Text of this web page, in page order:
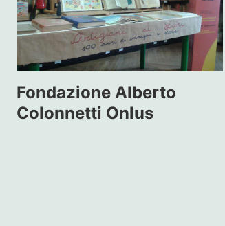
Fondazione Alberto
Colonnetti Onlus